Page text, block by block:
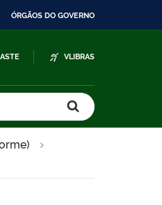
ÓRGÃOS DO GOVERNO
VLIBRAS